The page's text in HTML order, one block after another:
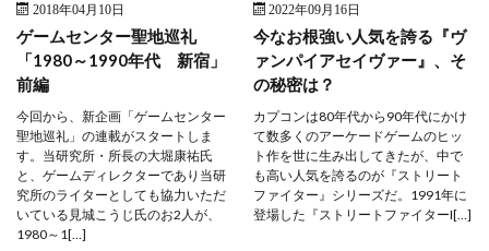
2018年04月10日
ゲームセンター聖地巡礼
「1980～1990年代 新宿」
前編
今回から、新企画「ゲームセンター
聖地巡礼」の連載がスタートしま
す。当研究所・所長の大堀康祐氏
と、ゲームディレクターであり当研
究所のライターとしても協力いただ
いている見城こうじ氏のお2人が、
1980～1[…]
2022年09月16日
今なお根強い人気を誇る『ヴ
ァンパイアセイヴァー』、そ
の秘密は？
カプコンは80年代から90年代にかけ
て数多くのアーケードゲームのヒッ
ト作を世に生み出してきたが、中で
も高い人気を誇るのが『ストリート
ファイター』シリーズだ。1991年に
登場した『ストリートファイターI[…]